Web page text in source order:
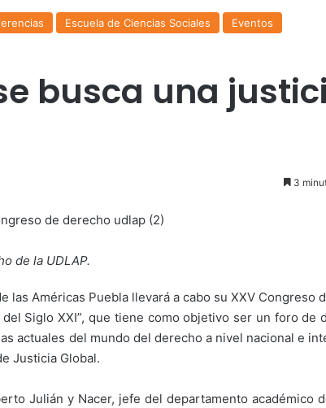
Escuela de Ciencias Sociales
Eventos
busca una
3
de la UDLAP.
las Américas Puebla llevará a cabo su XXV Congreso
del Siglo XXI”, que tiene como objetivo ser un foro de
actuales del mundo del derecho a nivel nacional e
Justicia Global.
Julián y Nacer, jefe del departamento académico